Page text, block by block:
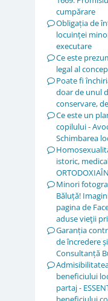
cumpărare
Obligația de
locuinței
executare
Ce este
legal al
Poate fi
doar de unul
conservare,
Ce este un
copilului -
Schimbarea
istoric,
Minori
Băluță!
pagina de
aduse vieţii
Garanția
de încredere
Consultanță
beneficiului
partaj -